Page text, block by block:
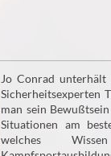
Jo Conrad
Sicherheitsexperten
man sein
Situationen am
welches